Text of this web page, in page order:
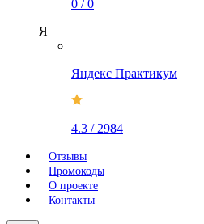
0 /0
Я
Яндекс Практикум
4.3 / 2984
Отзывы
Промокоды
О проекте
Контакты